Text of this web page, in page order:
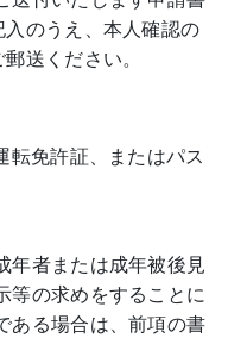
入のうえ、本人確認の
送ください。
転免許証、またはパス
年者または成年被後見
等の求めをすることに
ある場合は、前項の書